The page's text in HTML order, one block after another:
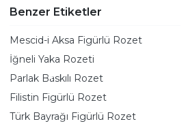
Benzer Etiketler
Mescid-i Aksa Figürlü Rozet
İğneli Yaka Rozeti
Parlak Baskılı Rozet
Filistin Figürlü Rozet
Türk Bayrağı Figürlü Rozet